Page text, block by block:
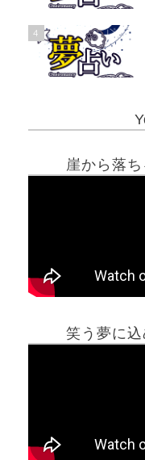
4
崖から落
笑う夢に